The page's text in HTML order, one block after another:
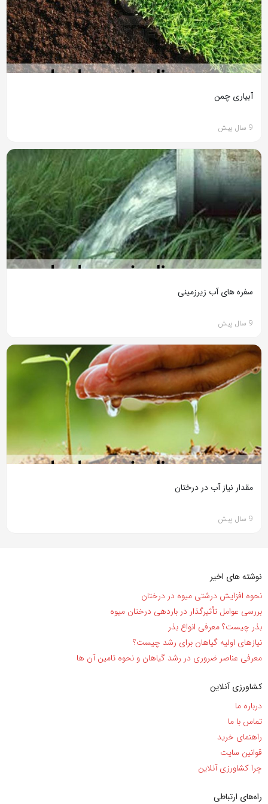
آبیاری چمن
9 سال پیش
سفره های آب زیرزمینی
9 سال پیش
مقدار نیاز آب در درختان
9 سال پیش
نوشته های اخیر
نحوه افزایش درشتی میوه در درختان
بررسی عوامل تأثیرگذار در باردهی درختان میوه
بذر چیست؟ معرفی انواع بذر
نیاز‌های اولیه گیاهان برای رشد چیست؟
معرفی عناصر ضروری در رشد گیاهان و نحوه تامین آن ها
کشاورزی آنلاین
درباره ما
تماس با ما
راهنمای خرید
قوانین سایت
چرا کشاورزی آنلاین
راه‌های ارتباطی